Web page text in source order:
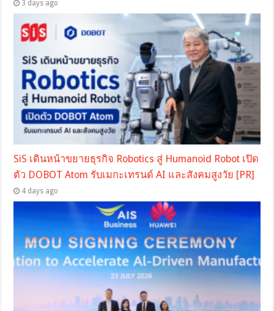
3 days ago
SiS เดินหน้าขยายธุรกิจ Robotics สู่ Humanoid Robot เปิด
ตัว DOBOT Atom รับเมกะเทรนด์ AI และสังคมสูงวัย [PR]
4 days ago